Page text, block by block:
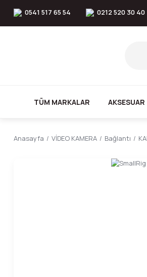
0541 517 65 54 0212 520 30 40
TÜM MARKALAR AKSESUAR
Anasayfa VİDEO KAMERA Bağlantı